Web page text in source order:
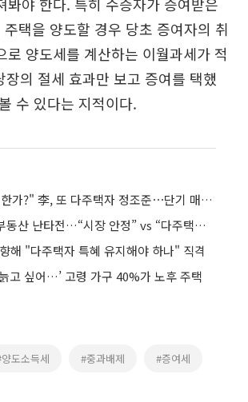
택을 양도할 경우 당초 증여자의 취
로 양도세를 계산하는 이월과세가 적
장의 절세 효과만 보고 증여를 택했
수 있다는 지적이다.
"대출 연장 공정한가?" 李, 또 다주택자 정조준⋯단기 매물 더 나오나
계속되는 여야 부동산 난타전…“시장 안정” vs “다주택자 악마화”
해 "다주택자 특혜 유지해야 하나" 직격
고 싶어…’ 고령 가구 40%가 노후 주택
도소득세 #중과배제 #증여세